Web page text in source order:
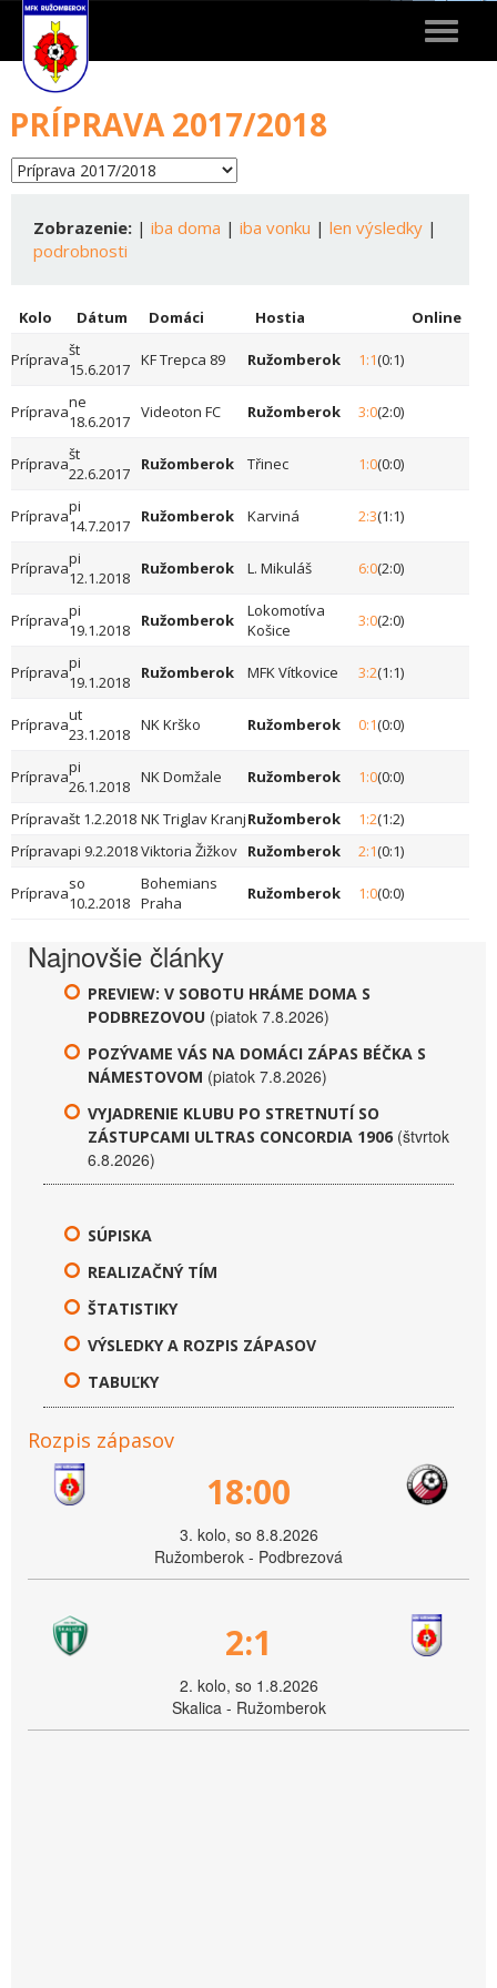
Toggle
PRÍPRAVA 2017/2018
Zobrazenie: | iba doma | iba vonku | len výsledky |
podrobnosti
Kolo Dátum Domáci Hostia Online
Prípravašt
15.6.2017 KF Trepca 89 Ružomberok 1:1(0:1)
Prípravane
18.6.2017 Videoton FC Ružomberok 3:0(2:0)
Prípravašt
22.6.2017
Ružomberok Třinec 1:0(0:0)
Prípravapi
14.7.2017
Ružomberok Karviná 2:3(1:1)
Prípravapi
12.1.2018
Ružomberok L. Mikuláš 6:0(2:0)
Prípravapi
19.1.2018
Ružomberok
Lokomotíva
Košice
3:0(2:0)
Prípravapi
19.1.2018
Ružomberok MFK Vítkovice 3:2(1:1)
Prípravaut
23.1.2018 NK Krško Ružomberok 0:1(0:0)
Prípravapi
26.1.2018 NK Domžale Ružomberok 1:0(0:0)
Prípravašt 1.2.2018 NK Triglav KranjRužomberok 1:2(1:2)
Prípravapi 9.2.2018Viktoria Žižkov Ružomberok 2:1(0:1)
Prípravaso
10.2.2018
Bohemians
Praha
Ružomberok 1:0(0:0)
Najnovšie články
PREVIEW: V SOBOTU HRÁME DOMA S
PODBREZOVOU (piatok 7.8.2026)
POZÝVAME VÁS NA DOMÁCI ZÁPAS BÉČKA S
NÁMESTOVOM (piatok 7.8.2026)
VYJADRENIE KLUBU PO STRETNUTÍ SO
ZÁSTUPCAMI ULTRAS CONCORDIA 1906 (štvrtok
6.8.2026)
SÚPISKA
REALIZAČNÝ TÍM
ŠTATISTIKY
VÝSLEDKY A ROZPIS ZÁPASOV
TABUĽKY
Rozpis zápasov
18:00
3. kolo, so 8.8.2026
Ružomberok - Podbrezová
2:1
2. kolo, so 1.8.2026
Skalica - Ružomberok